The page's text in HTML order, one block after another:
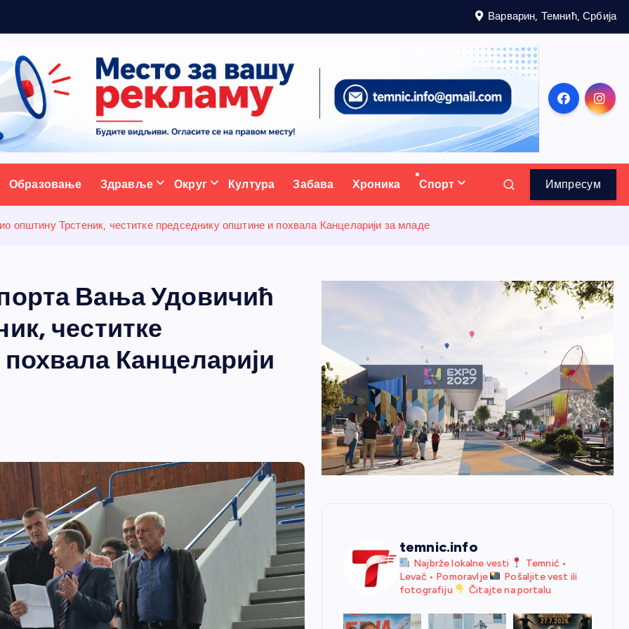
Варварин, Темнић, Србија
портал
Образовање Здравље Округ Култура Забава Хроника Спорт Импресум
општину Трстеник, честитке председнику општине и похвала Канцеларији за младе
Вања Удовичић
честитке
Канцеларији
temnic.info
Najbrže lokalne vesti
Temnić •
Levač • Pomoravlje
Pošaljite vest ili
fotografiju
Čitajte na portalu